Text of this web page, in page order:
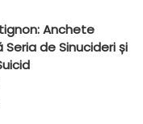
Anchete
de Sinucideri și